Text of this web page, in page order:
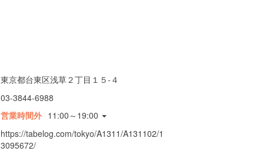
東京都台東区浅草２丁目１５-４
03-3844-6988
営業時間外 11:00～19:00
https://tabelog.com/tokyo/A1311/A131102/1
3095672/